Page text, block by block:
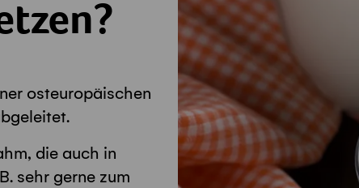
osteuropäischen
die auch in
sehr gerne zum